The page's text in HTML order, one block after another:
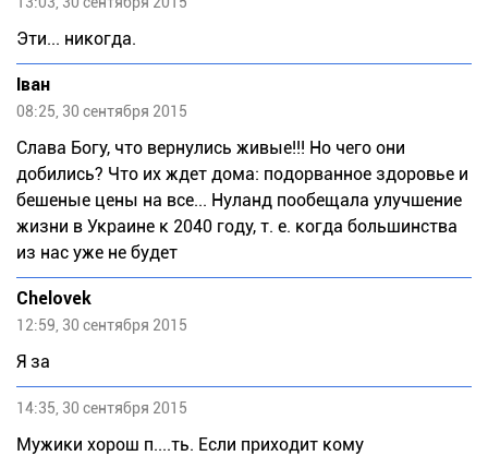
Эти... никогда.
Іван
08:25, 30 сентября 2015
Слава Богу, что вернулись живые!!! Но чего они
добились? Что их ждет дома: подорванное здоровье и
бешеные цены на все... Нуланд пообещала улучшение
жизни в Украине к 2040 году, т. е. когда большинства
из нас уже не будет
Chelovek
12:59, 30 сентября 2015
Я за
14:35, 30 сентября 2015
Мужики хорош п....ть. Если приходит кому